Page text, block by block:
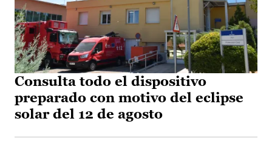
Consulta todo el dispositivo
preparado con motivo del eclipse
solar del 12 de agosto